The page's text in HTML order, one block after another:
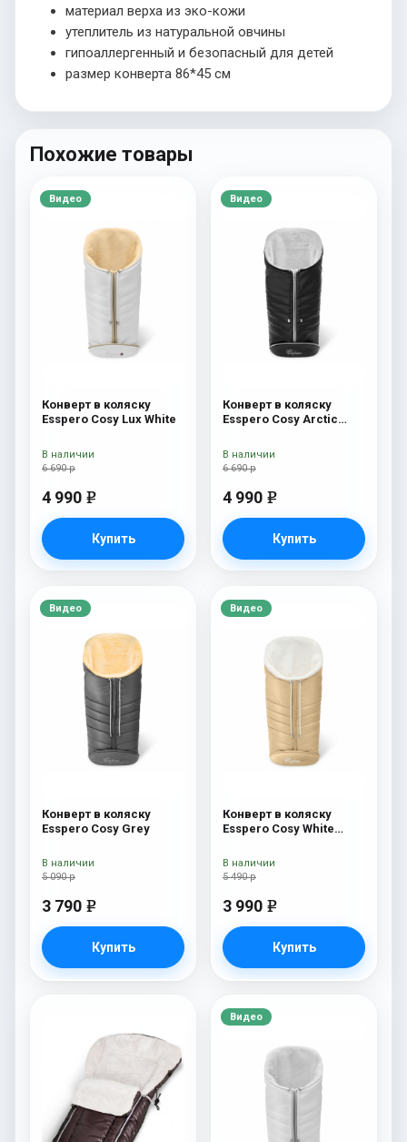
материал верха из эко-кожи
утеплитель из натуральной овчины
гипоаллергенный и безопасный для детей
размер конверта 86*45 см
Похожие товары
Видео
Конверт в коляску
Esspero Cosy Lux White
6 690 р
4 990 e
Купить
В наличии
Видео
Конверт в коляску
Esspero Cosy Arctic
6 690 р
4 990 e
Купить
В наличии
Видео
Конверт в коляску
Esspero Cosy Grey
5 090 р
3 790 e
Купить
В наличии
Видео
Конверт в коляску
Esspero Cosy White
5 490 р
3 990 e
Купить
В наличии
Видео